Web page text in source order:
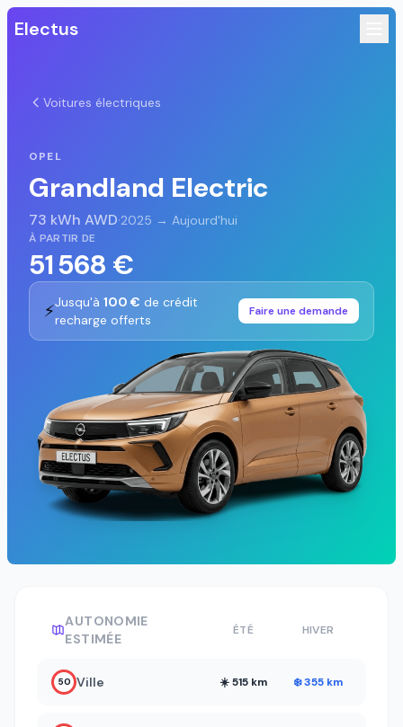
Electus
Voitures électriques
OPEL
Grandland Electric
73 kWh AWD·2025 → Aujourd'hui
À PARTIR DE
51 568 €
⚡Jusqu'à 100 € de crédit
recharge offerts
Faire une demande
AUTONOMIE
ESTIMÉE
ÉTÉ HIVER
50 Ville ☀️ 515 km ❄️ 355 km